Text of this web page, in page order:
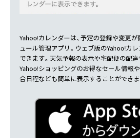
Yahoo!カレンダーは、予定の登録や変更
ュール管理アプリ。ウェブ版のYahoo!カ
できます。天気予報の表示や宅配便の配達
Yahoo!ショッピングのお得なセール情報
合日程なども簡単に表示することができま